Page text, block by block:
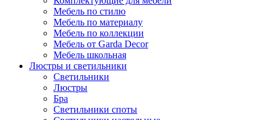
Мебель по стилю
Мебель по материалу
Мебель по коллекции
Мебель от Garda Decor
Мебель школьная
Люстры и светильники
Светильники
Люстры
Бра
Светильники споты